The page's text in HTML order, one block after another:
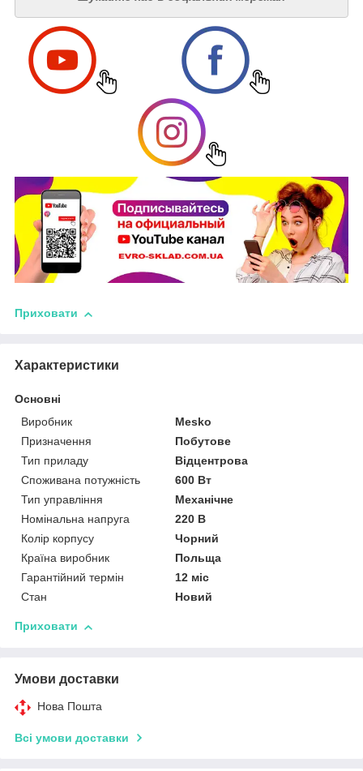
Приховати
Характеристики
Основні
Виробник
Mesko
Призначення
Побутове
Тип приладу
Відцентрова
Споживана потужність
600 Вт
Тип управління
Механічне
Номінальна напруга
220 В
Колір корпусу
Чорний
Країна виробник
Польща
Гарантійний термін
12 міс
Стан
Новий
Приховати
Умови доставки
Нова Пошта
Всі умови доставки